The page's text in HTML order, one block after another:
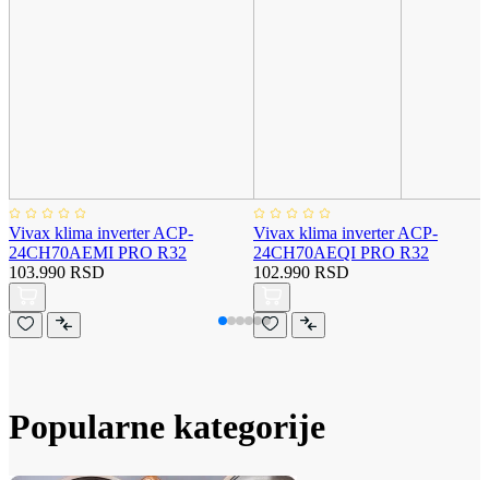
Vivax klima inverter ACP-
24CH70AEMI PRO R32
103.990 RSD
Vivax klima inverter ACP-
24CH70AEQI PRO R32
102.990 RSD
Popularne kategorije